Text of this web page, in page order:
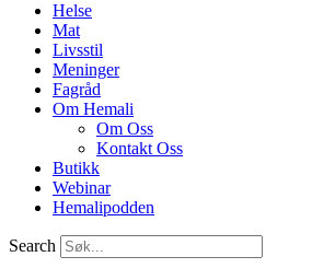
Helse
Mat
Livsstil
Meninger
Fagråd
Om Hemali
Om Oss
Kontakt Oss
Butikk
Webinar
Hemalipodden
Search